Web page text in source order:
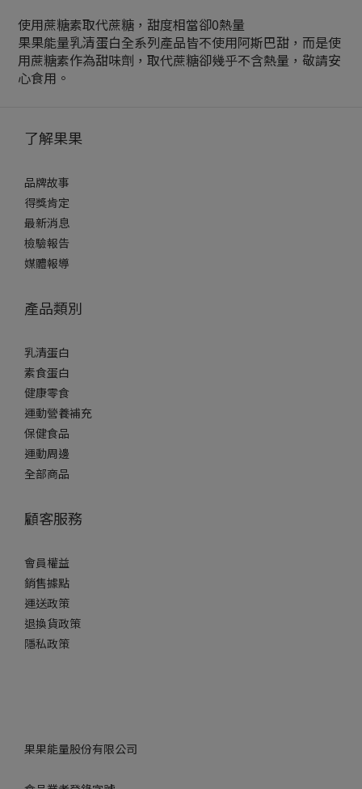
使用蔗糖素取代蔗糖，甜度相當卻0熱量
果果能量乳清蛋白全系列產品皆不使用阿斯巴甜，而是使
用蔗糖素作為甜味劑，取代蔗糖卻幾乎不含熱量，敬請安
心食用。
了解果果
品牌故事
得獎肯定
最新消息
檢驗報告
媒體報導
產品類別
乳清蛋白
素食蛋白
健康零食
運動營養補充
保健食品
運動周邊
全部商品
顧客服務
會員權益
銷售據點
運送政策
退換貨政策
隱私政策
果果能量股份有限公司